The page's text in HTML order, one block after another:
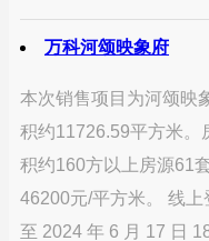
万科河颂映象府
本次销售项目为河颂映
积约11726.59平方米。
积约160方以上房源61
46200元/平方米。 线
至 2024 年 6 月 17 日